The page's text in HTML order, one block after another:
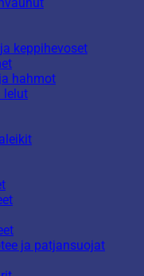
keppihevoset
hahmot
lelut
ja patjansuojat